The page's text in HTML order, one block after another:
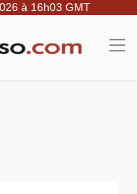
à 16h03 GMT